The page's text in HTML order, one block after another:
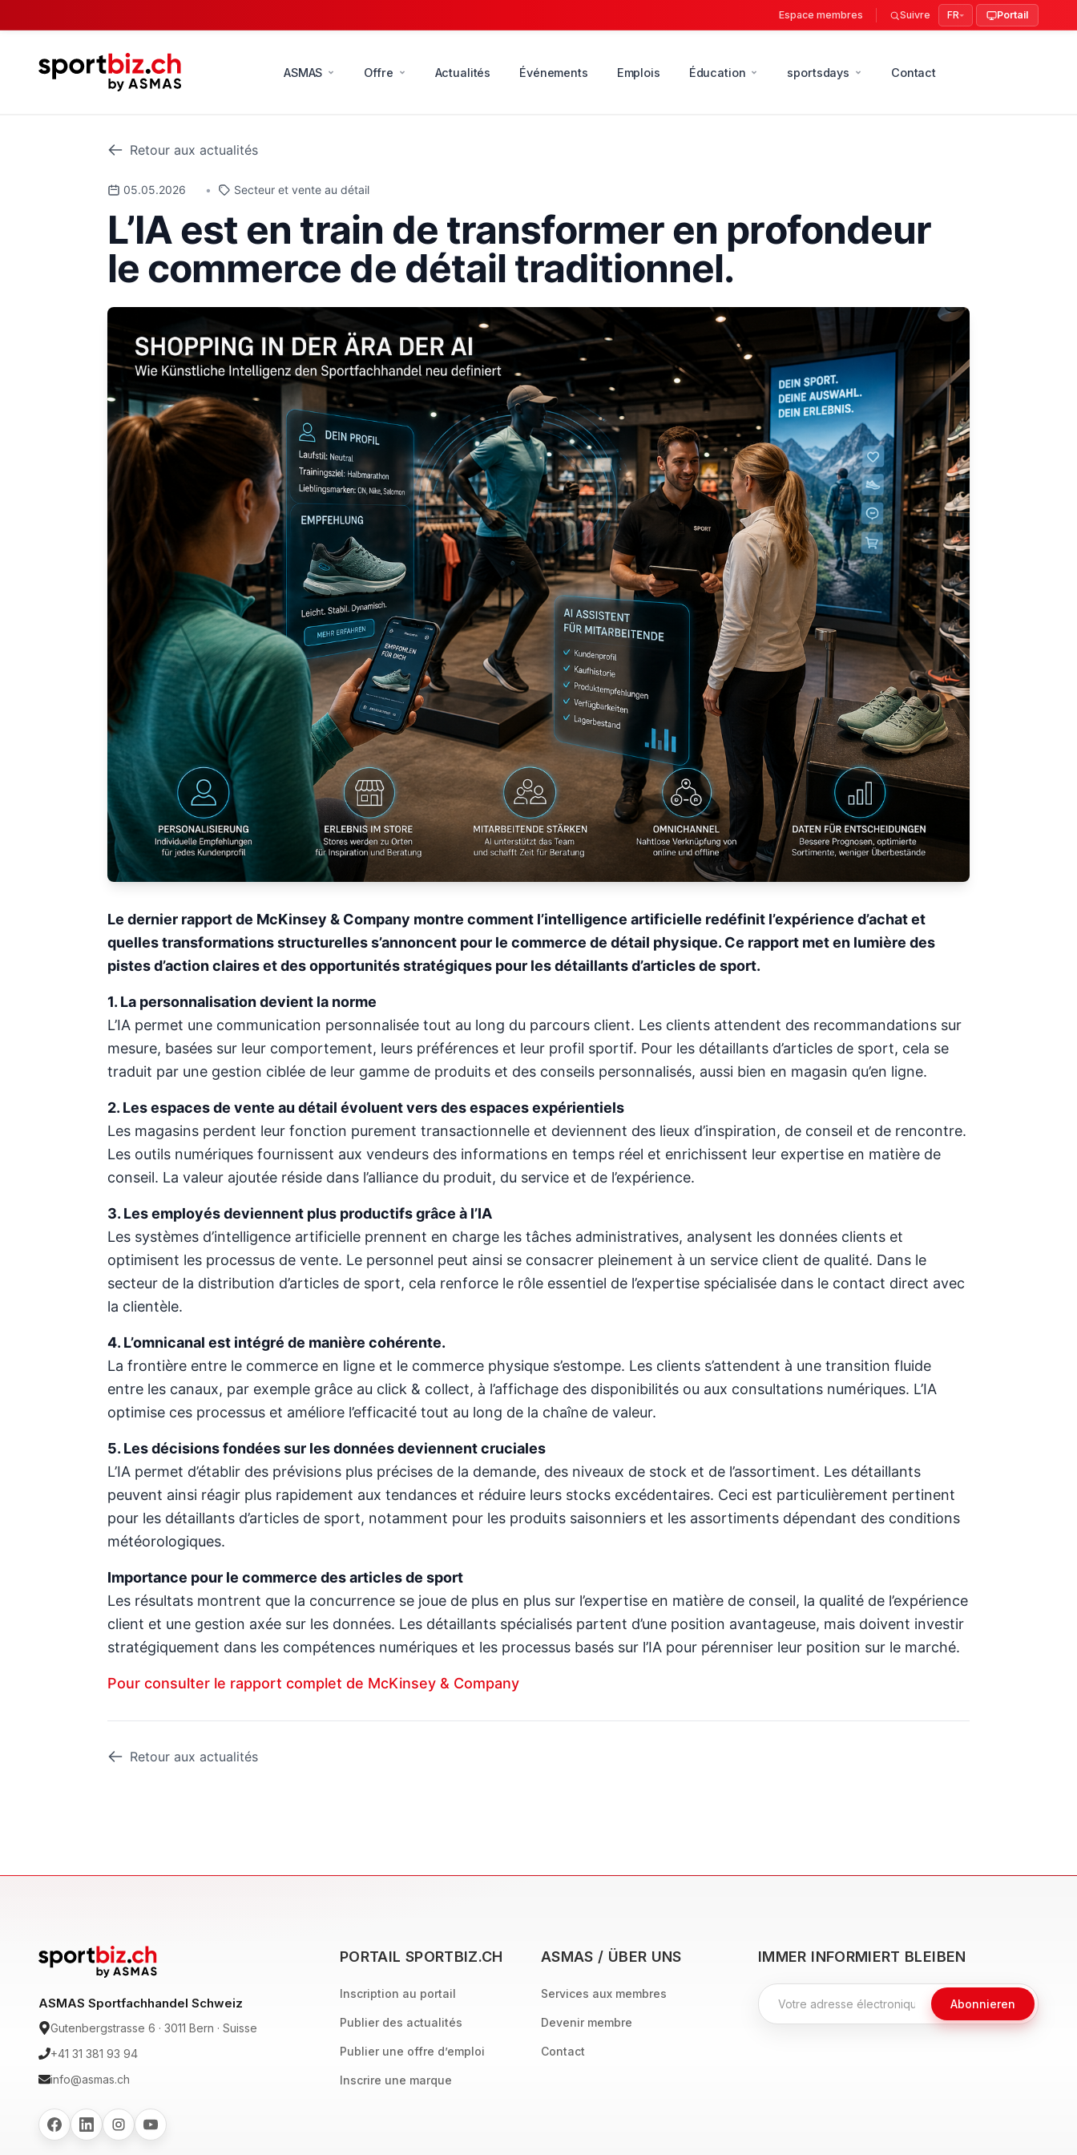
Espace membres Suivre FR Portail
ASMAS Offre Actualités Événements Emplois Éducation sportsdays Contact
Retour aux actualités
05.05.2026 • Secteur et vente au détail
L’IA est en train de transformer en profondeur
le commerce de détail traditionnel.
Le dernier rapport de McKinsey & Company montre comment l’intelligence artificielle redéfinit l’expérience d’achat et
quelles transformations structurelles s’annoncent pour le commerce de détail physique. Ce rapport met en lumière des
pistes d’action claires et des opportunités stratégiques pour les détaillants d’articles de sport.
1. La personnalisation devient la norme
L’IA permet une communication personnalisée tout au long du parcours client. Les clients attendent des recommandations sur
mesure, basées sur leur comportement, leurs préférences et leur profil sportif. Pour les détaillants d’articles de sport, cela se
traduit par une gestion ciblée de leur gamme de produits et des conseils personnalisés, aussi bien en magasin qu’en ligne.
2. Les espaces de vente au détail évoluent vers des espaces expérientiels
Les magasins perdent leur fonction purement transactionnelle et deviennent des lieux d’inspiration, de conseil et de rencontre.
Les outils numériques fournissent aux vendeurs des informations en temps réel et enrichissent leur expertise en matière de
conseil. La valeur ajoutée réside dans l’alliance du produit, du service et de l’expérience.
3. Les employés deviennent plus productifs grâce à l’IA
Les systèmes d’intelligence artificielle prennent en charge les tâches administratives, analysent les données clients et
optimisent les processus de vente. Le personnel peut ainsi se consacrer pleinement à un service client de qualité. Dans le
secteur de la distribution d’articles de sport, cela renforce le rôle essentiel de l’expertise spécialisée dans le contact direct avec
la clientèle.
4. L’omnicanal est intégré de manière cohérente.
La frontière entre le commerce en ligne et le commerce physique s’estompe. Les clients s’attendent à une transition fluide
entre les canaux, par exemple grâce au click & collect, à l’affichage des disponibilités ou aux consultations numériques. L’IA
optimise ces processus et améliore l’efficacité tout au long de la chaîne de valeur.
5. Les décisions fondées sur les données deviennent cruciales
L’IA permet d’établir des prévisions plus précises de la demande, des niveaux de stock et de l’assortiment. Les détaillants
peuvent ainsi réagir plus rapidement aux tendances et réduire leurs stocks excédentaires. Ceci est particulièrement pertinent
pour les détaillants d’articles de sport, notamment pour les produits saisonniers et les assortiments dépendant des conditions
météorologiques.
Importance pour le commerce des articles de sport
Les résultats montrent que la concurrence se joue de plus en plus sur l’expertise en matière de conseil, la qualité de l’expérience
client et une gestion axée sur les données. Les détaillants spécialisés partent d’une position avantageuse, mais doivent investir
stratégiquement dans les compétences numériques et les processus basés sur l’IA pour pérenniser leur position sur le marché.
Pour consulter le rapport complet de McKinsey & Company
Retour aux actualités
ASMAS Sportfachhandel Schweiz
Gutenbergstrasse 6 · 3011 Bern · Suisse
+41 31 381 93 94
info@asmas.ch
PORTAIL SPORTBIZ.CH
Inscription au portail
Publier des actualités
Publier une offre d’emploi
Inscrire une marque
ASMAS / ÜBER UNS
Services aux membres
Devenir membre
Contact
IMMER INFORMIERT BLEIBEN
Abonnieren